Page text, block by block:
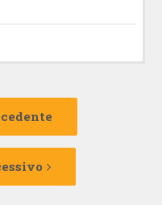
Articolo
Articolo